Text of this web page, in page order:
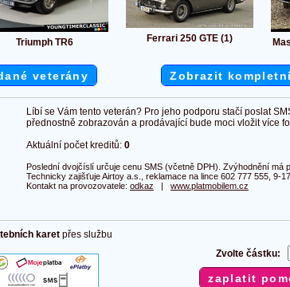
Triumph TR6 Ferrari 250 GTE (1)
veterány Zobrazit
Líbí se Vám tento veterán? Pro jeho podporu stačí poslat
přednostně zobrazován a prodávající bude moci vložit více
Aktuální počet kreditů: 0
Poslední dvojčíslí určuje cenu SMS (včetně DPH). Zvýhodnění má
Technicky zajišťuje Airtoy a.s., reklamace na lince 602 777 555, 9-
Kontakt na provozovatele: odkaz | www.platmobilem.cz
karet přes službu
Zvolte částku: